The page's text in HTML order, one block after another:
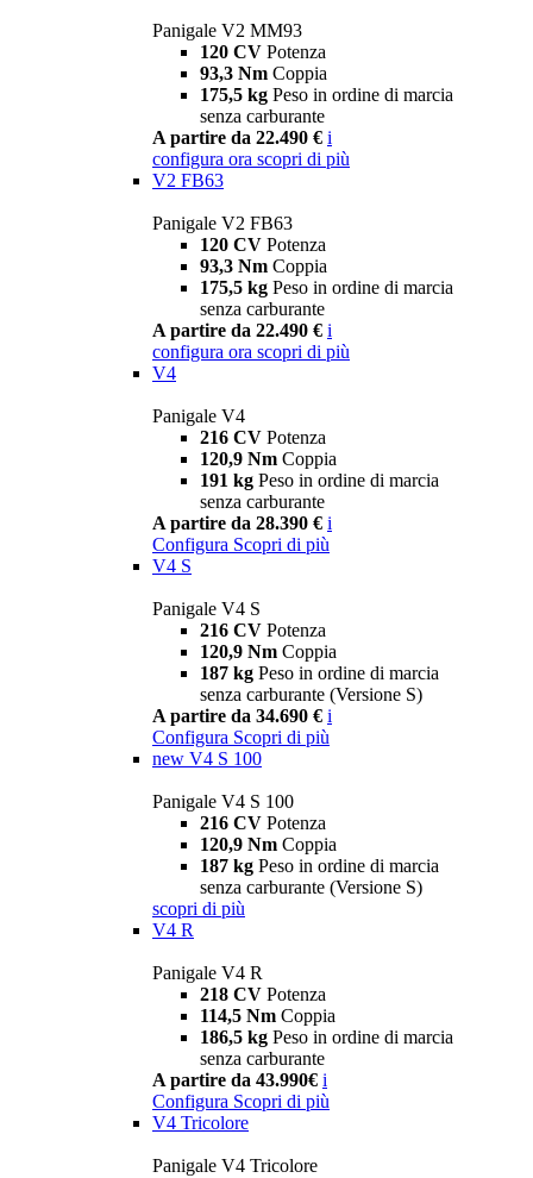
Panigale V2 MM93
120 CV Potenza
93,3 Nm Coppia
175,5 kg Peso in ordine di marcia
senza carburante
A partire da 22.490 € i
configura ora scopri di più
V2 FB63
Panigale V2 FB63
120 CV Potenza
93,3 Nm Coppia
175,5 kg Peso in ordine di marcia
senza carburante
A partire da 22.490 € i
configura ora scopri di più
V4
Panigale V4
216 CV Potenza
120,9 Nm Coppia
191 kg Peso in ordine di marcia
senza carburante
A partire da 28.390 € i
Configura Scopri di più
V4 S
Panigale V4 S
216 CV Potenza
120,9 Nm Coppia
187 kg Peso in ordine di marcia
senza carburante (Versione S)
A partire da 34.690 € i
Configura Scopri di più
new V4 S 100
Panigale V4 S 100
216 CV Potenza
120,9 Nm Coppia
187 kg Peso in ordine di marcia
senza carburante (Versione S)
scopri di più
V4 R
Panigale V4 R
218 CV Potenza
114,5 Nm Coppia
186,5 kg Peso in ordine di marcia
senza carburante
A partire da 43.990€ i
Configura Scopri di più
V4 Tricolore
Panigale V4 Tricolore